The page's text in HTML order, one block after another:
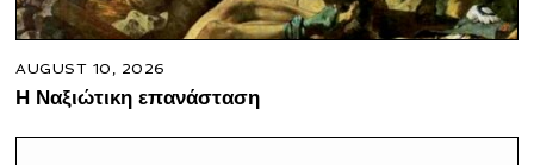
AUGUST 10, 2026
Η Ναξιώτικη επανάσταση